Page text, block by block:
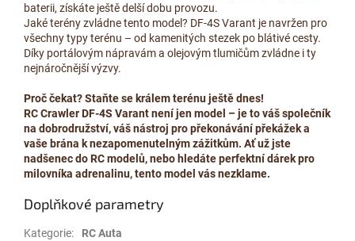
baterii, získáte ještě delší dobu provozu.
Jaké terény zvládne tento model? DF-4S Varant je navržen pro
všechny typy terénu – od kamenitých stezek po blátivé cesty.
Díky portálovým nápravám a olejovým tlumičům zvládne i ty
nejnáročnější výzvy.
Proč čekat? Staňte se králem terénu ještě dnes!
RC Crawler DF-4S Varant není jen model – je to váš společník
na dobrodružství, váš nástroj pro překonávání překážek a
vaše brána k nezapomenutelným zážitkům. Ať už jste
nadšenec do RC modelů, nebo hledáte perfektní dárek pro
milovníka adrenalinu, tento model vás nezklame.
Doplňkové parametry
Kategorie:
RC Auta